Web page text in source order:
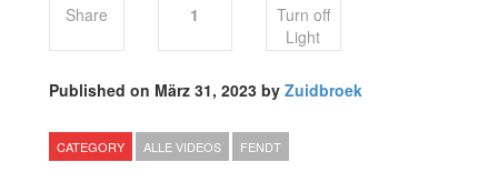
Share 1
Turn off
Light
Published on März 31, 2023 by Zuidbroek
CATEGORY ALLE VIDEOS FENDT